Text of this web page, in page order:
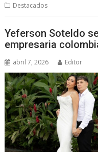
Destacados
Yeferson Soteldo
empresaria
abril 7, 2026 Editor